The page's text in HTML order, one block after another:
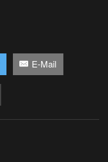
E-Mail